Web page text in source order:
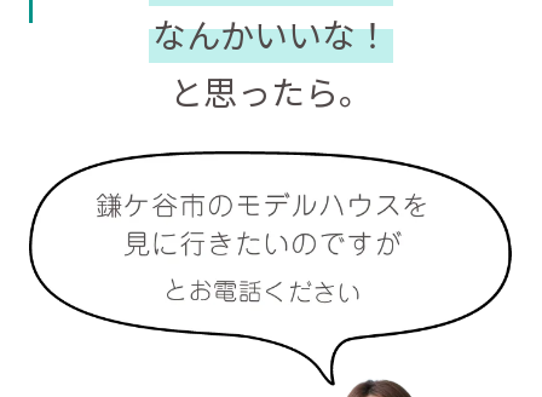
なんかいいな！
と思ったら。